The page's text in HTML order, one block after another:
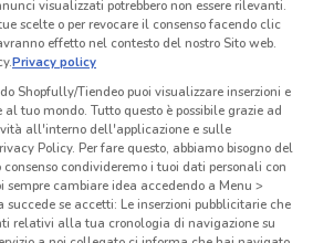
visualizzati potrebbero non essere rilevanti.
scelte o per revocare il consenso facendo clic
effetto nel contesto del nostro Sito web.
Privacy policy
Shopfully/Tiendeo puoi visualizzare inserzioni e
tuo mondo. Tutto questo è possibile grazie ad
all'interno dell'applicazione e sulle
Policy. Per fare questo, abbiamo bisogno del
condivideremo i tuoi dati personali con
sempre cambiare idea accedendo a Menu >
se accetti: Le inserzioni pubblicitarie che
relativi alla tua cronologia di navigazione su